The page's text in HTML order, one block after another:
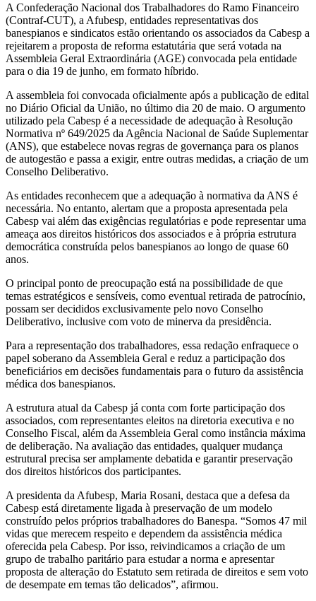
A Confederação Nacional dos Trabalhadores do Ramo Financeiro
(Contraf-CUT), a Afubesp, entidades representativas dos
banespianos e sindicatos estão orientando os associados da Cabesp a
rejeitarem a proposta de reforma estatutária que será votada na
Assembleia Geral Extraordinária (AGE) convocada pela entidade
para o dia 19 de junho, em formato híbrido.
A assembleia foi convocada oficialmente após a publicação de edital
no Diário Oficial da União, no último dia 20 de maio. O argumento
utilizado pela Cabesp é a necessidade de adequação à Resolução
Normativa nº 649/2025 da Agência Nacional de Saúde Suplementar
(ANS), que estabelece novas regras de governança para os planos
de autogestão e passa a exigir, entre outras medidas, a criação de um
Conselho Deliberativo.
As entidades reconhecem que a adequação à normativa da ANS é
necessária. No entanto, alertam que a proposta apresentada pela
Cabesp vai além das exigências regulatórias e pode representar uma
ameaça aos direitos históricos dos associados e à própria estrutura
democrática construída pelos banespianos ao longo de quase 60
anos.
O principal ponto de preocupação está na possibilidade de que
temas estratégicos e sensíveis, como eventual retirada de patrocínio,
possam ser decididos exclusivamente pelo novo Conselho
Deliberativo, inclusive com voto de minerva da presidência.
Para a representação dos trabalhadores, essa redação enfraquece o
papel soberano da Assembleia Geral e reduz a participação dos
beneficiários em decisões fundamentais para o futuro da assistência
médica dos banespianos.
A estrutura atual da Cabesp já conta com forte participação dos
associados, com representantes eleitos na diretoria executiva e no
Conselho Fiscal, além da Assembleia Geral como instância máxima
de deliberação. Na avaliação das entidades, qualquer mudança
estrutural precisa ser amplamente debatida e garantir preservação
dos direitos históricos dos participantes.
A presidenta da Afubesp, Maria Rosani, destaca que a defesa da
Cabesp está diretamente ligada à preservação de um modelo
construído pelos próprios trabalhadores do Banespa. “Somos 47 mil
vidas que merecem respeito e dependem da assistência médica
oferecida pela Cabesp. Por isso, reivindicamos a criação de um
grupo de trabalho paritário para estudar a norma e apresentar
proposta de alteração do Estatuto sem retirada de direitos e sem voto
de desempate em temas tão delicados”, afirmou.